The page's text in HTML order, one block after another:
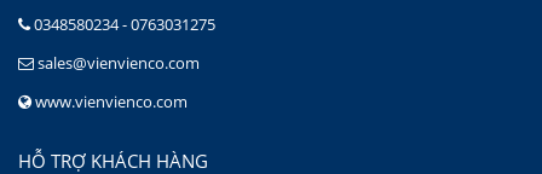
0348580234 - 0763031275
sales@vienvienco.com
www.vienvienco.com
HỖ TRỢ KHÁCH HÀNG